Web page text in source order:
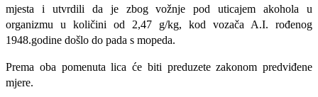
mjesta i utvrdili da je zbog vožnje pod uticajem akohola u
organizmu u količini od 2,47 g/kg, kod vozača A.I. rođenog
1948.godine došlo do pada s mopeda.
Prema oba pomenuta lica će biti preduzete zakonom predviđene
mjere.